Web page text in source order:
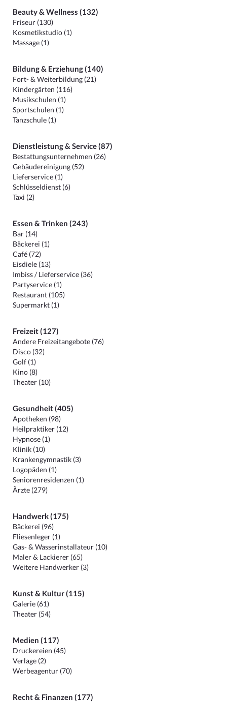
Beauty & Wellness (132)
Friseur (130)
Kosmetikstudio (1)
Massage (1)
Bildung & Erziehung (140)
Fort- & Weiterbildung (21)
Kindergärten (116)
Musikschulen (1)
Sportschulen (1)
Tanzschule (1)
Dienstleistung & Service (87)
Bestattungsunternehmen (26)
Gebäudereinigung (52)
Lieferservice (1)
Schlüsseldienst (6)
Taxi (2)
Essen & Trinken (243)
Bar (14)
Bäckerei (1)
Café (72)
Eisdiele (13)
Imbiss / Lieferservice (36)
Partyservice (1)
Restaurant (105)
Supermarkt (1)
Freizeit (127)
Andere Freizeitangebote (76)
Disco (32)
Golf (1)
Kino (8)
Theater (10)
Gesundheit (405)
Apotheken (98)
Heilpraktiker (12)
Hypnose (1)
Klinik (10)
Krankengymnastik (3)
Logopäden (1)
Seniorenresidenzen (1)
Ärzte (279)
Handwerk (175)
Bäckerei (96)
Fliesenleger (1)
Gas- & Wasserinstallateur (10)
Maler & Lackierer (65)
Weitere Handwerker (3)
Kunst & Kultur (115)
Galerie (61)
Theater (54)
Medien (117)
Druckereien (45)
Verlage (2)
Werbeagentur (70)
Recht & Finanzen (177)